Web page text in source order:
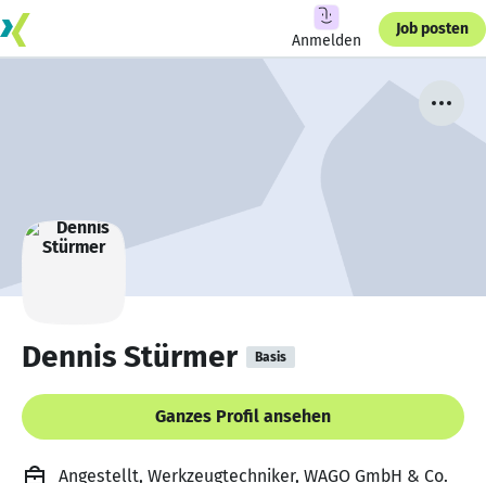
Anmelden
Job posten
Dennis Stürmer Basis
Ganzes Profil ansehen
Angestellt, Werkzeugtechniker, WAGO GmbH & Co.